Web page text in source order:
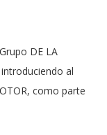
DE LA
al
como parte